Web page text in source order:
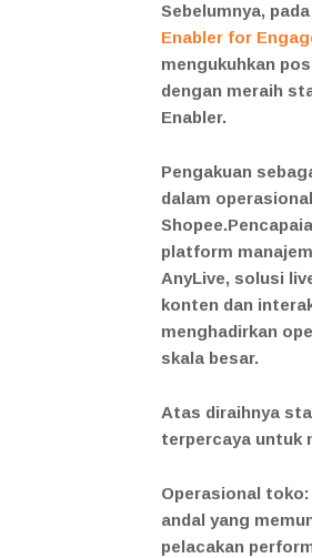
Sebelumnya, pada
Enabler for
mengukuhkan
dengan meraih
Enabler.
Pengakuan
dalam
platform
AnyLive, solusi
konten dan
menghadirkan
skala besar.
Atas diraihnya
terpercaya untuk
Operasional
andal yang
pelacakan